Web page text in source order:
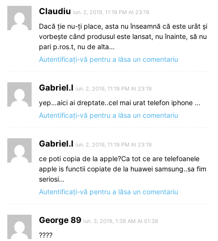
Claudiu iun. 2, 2019, 11:19 PM At 23:19
Dacă ție nu-ți place, asta nu înseamnă că este urât și
vorbește când produsul este lansat, nu înainte, să nu
pari p.ros.t, nu de alta…
Autentificați-vă pentru a lăsa un comentariu
Gabriel.I iun. 2, 2019, 11:19 PM At 23:19
yep…aici ai dreptate..cel mai urat telefon iphone …
Autentificați-vă pentru a lăsa un comentariu
Gabriel.I iun. 2, 2019, 11:19 PM At 23:19
ce poti copia de la apple?Ca tot ce are telefoanele
apple is functii copiate de la huawei samsung..sa fim
seriosi…
Autentificați-vă pentru a lăsa un comentariu
George 89 iun. 3, 2019, 1:38 AM At 01:38
????